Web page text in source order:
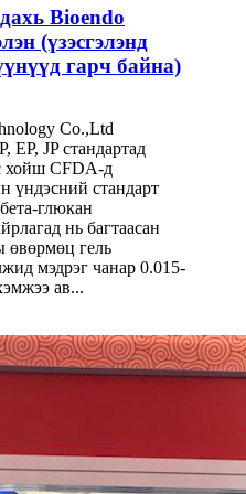
Bioendo
(үзэсгэлэнд
гарч байна)
Co.,Ltd
EP, JP стандартад
хойш CFDA-д
үндэсний стандарт
глюкан
нь багтаасан
өвөрмөц гель
мэдрэг чанар 0.015-
ав...